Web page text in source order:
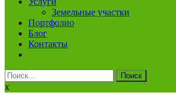
Земельные участки
Портфолио
Блог
Контакты
Найти:
x